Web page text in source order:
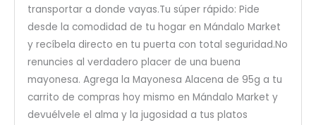
transportar a donde vayas.Tu súper rápido: Pide
desde la comodidad de tu hogar en Mándalo Market
y recíbela directo en tu puerta con total seguridad.No
renuncies al verdadero placer de una buena
mayonesa. Agrega la Mayonesa Alacena de 95g a tu
carrito de compras hoy mismo en Mándalo Market y
devuélvele el alma y la jugosidad a tus platos